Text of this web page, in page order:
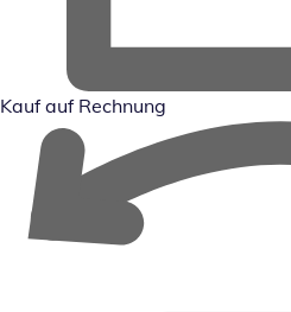
Kauf auf Rechnung